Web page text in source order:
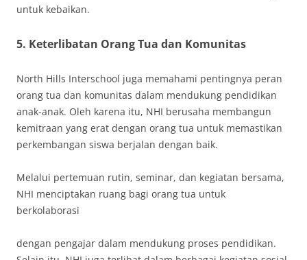
untuk kebaikan.
5. Keterlibatan Orang Tua dan Komunitas
North Hills Interschool juga memahami pentingnya peran
orang tua dan komunitas dalam mendukung pendidikan
anak-anak. Oleh karena itu, NHI berusaha membangun
kemitraan yang erat dengan orang tua untuk memastikan
perkembangan siswa berjalan dengan baik.
Melalui pertemuan rutin, seminar, dan kegiatan bersama,
NHI menciptakan ruang bagi orang tua untuk
berkolaborasi
dengan pengajar dalam mendukung proses pendidikan.